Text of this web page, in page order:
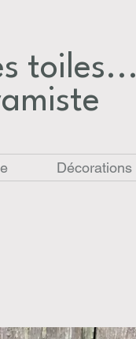
toiles...​
Décorations